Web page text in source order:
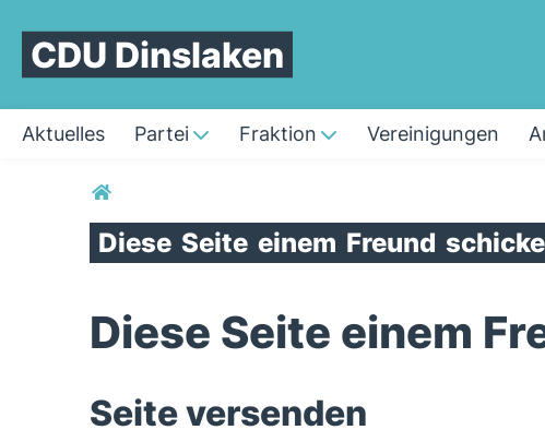
CDU Dinslaken
Aktuelles Partei Fraktion Vereinigungen
Sie sind hier
Diese Seite einem Freund
Diese Seite einem
Seite versenden